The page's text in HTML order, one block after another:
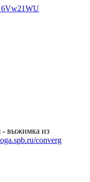
- выжимка из
converg